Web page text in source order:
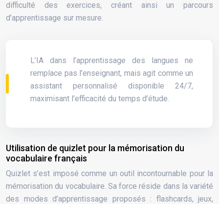
difficulté des exercices, créant ainsi un parcours
d’apprentissage sur mesure.
L’IA dans l’apprentissage des langues ne
remplace pas l’enseignant, mais agit comme un
assistant personnalisé disponible 24/7,
maximisant l’efficacité du temps d’étude.
Utilisation de quizlet pour la mémorisation du
vocabulaire français
Quizlet s’est imposé comme un outil incontournable pour la
mémorisation du vocabulaire. Sa force réside dans la variété
des modes d’apprentissage proposés : flashcards, jeux,